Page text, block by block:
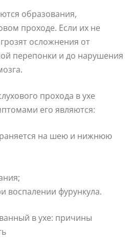
образования,
проходе. Если их не
осложнения от
перепонки и до нарушения
прохода в ухе
его являются:
на шею и нижнюю
воспалении фурункула.